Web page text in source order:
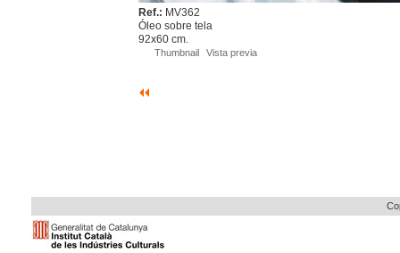
Ref.: MV362
Óleo sobre tela
92x60 cm.
Thumbnail Vista previa